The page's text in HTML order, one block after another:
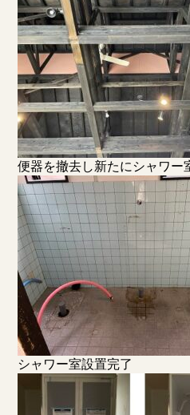
便器を撤去し新たにシャワー
シャワー室設置完了